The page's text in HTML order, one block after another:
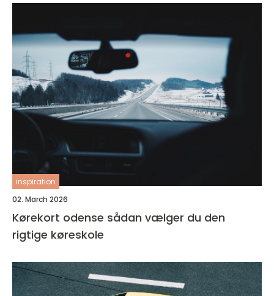
inspiration
02. March 2026
Kørekort odense sådan vælger du den
rigtige køreskole